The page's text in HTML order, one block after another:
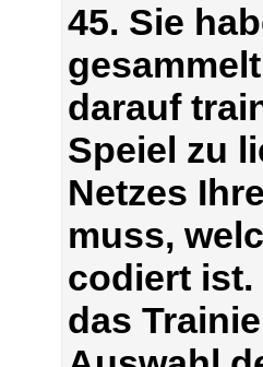
45. Sie
darauf
Speiel zu
Netzes
muss,
codiert
das